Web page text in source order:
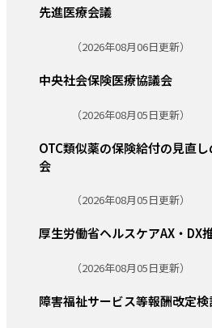
先進医療会議
（2026年08月06日更新）
中央社会保険医療協議会
（2026年08月05日更新）
OTC類似薬の保険給付の見直
会
（2026年08月05日更新）
厚生労働省ヘルスケアAX・DX
（2026年08月05日更新）
障害福祉サービス等報酬改定